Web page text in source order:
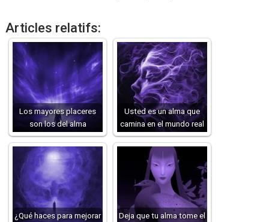
Articles relatifs:
Los mayores placeres
son los del alma
Usted es un alma que
camina en el mundo real
¿Qué haces para mejorar
Deja que tu alma tome el